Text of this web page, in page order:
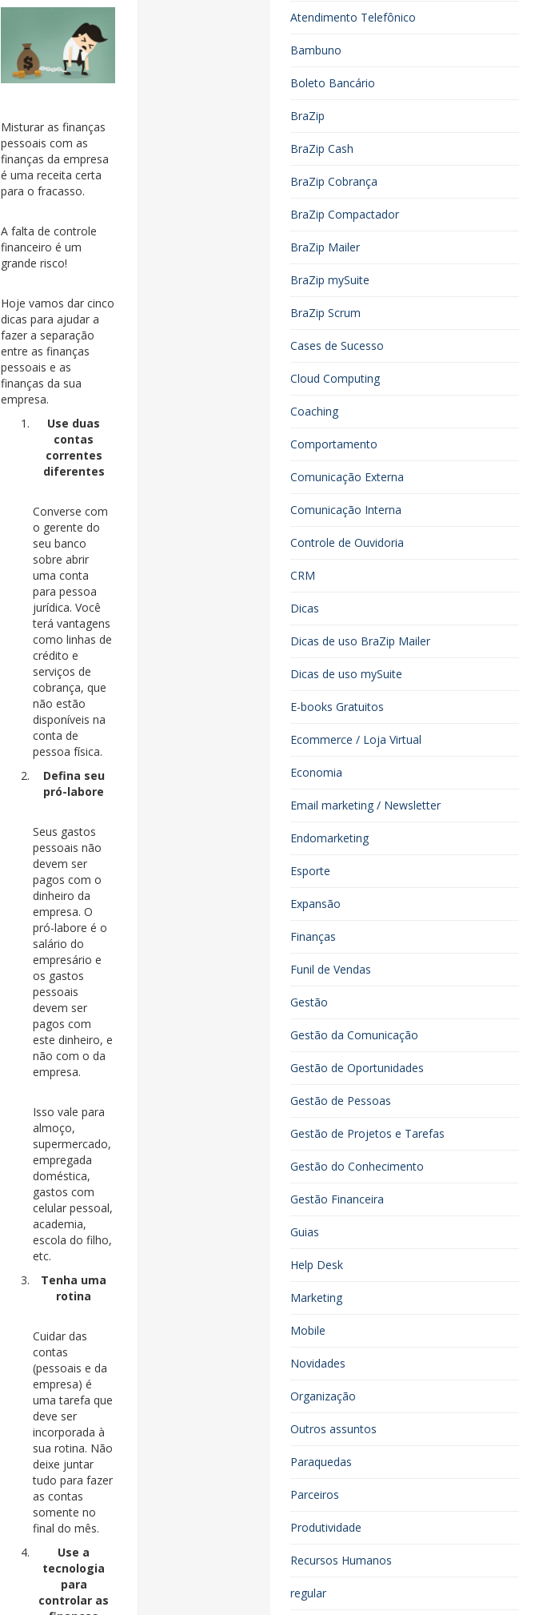
Misturar as finanças
pessoais com as
finanças da empresa
é uma receita certa
para o fracasso.
A falta de controle
financeiro é um
grande risco!
Hoje vamos dar cinco
dicas para ajudar a
fazer a separação
entre as finanças
pessoais e as
finanças da sua
empresa.
Use duas
contas
correntes
diferentes
Converse com
o gerente do
seu banco
sobre abrir
uma conta
para pessoa
jurídica. Você
terá vantagens
como linhas de
crédito e
serviços de
cobrança, que
não estão
disponíveis na
conta de
pessoa física.
Defina seu
pró-labore
Seus gastos
pessoais não
devem ser
pagos com o
dinheiro da
empresa. O
pró-labore é o
salário do
empresário e
os gastos
pessoais
devem ser
pagos com
este dinheiro, e
não com o da
empresa.
Isso vale para
almoço,
supermercado,
empregada
doméstica,
gastos com
celular pessoal,
academia,
escola do filho,
etc.
Tenha uma
rotina
Cuidar das
contas
(pessoais e da
empresa) é
uma tarefa que
deve ser
incorporada à
sua rotina. Não
deixe juntar
tudo para fazer
as contas
somente no
final do mês.
Use a
tecnologia
para
controlar as
Atendimento Telefônico
Bambuno
Boleto Bancário
BraZip
BraZip Cash
BraZip Cobrança
BraZip Compactador
BraZip Mailer
BraZip mySuite
BraZip Scrum
Cases de Sucesso
Cloud Computing
Coaching
Comportamento
Comunicação Externa
Comunicação Interna
Controle de Ouvidoria
CRM
Dicas
Dicas de uso BraZip Mailer
Dicas de uso mySuite
E-books Gratuitos
Ecommerce / Loja Virtual
Economia
Email marketing / Newsletter
Endomarketing
Esporte
Expansão
Finanças
Funil de Vendas
Gestão
Gestão da Comunicação
Gestão de Oportunidades
Gestão de Pessoas
Gestão de Projetos e Tarefas
Gestão do Conhecimento
Gestão Financeira
Guias
Help Desk
Marketing
Mobile
Novidades
Organização
Outros assuntos
Paraquedas
Parceiros
Produtividade
Recursos Humanos
regular